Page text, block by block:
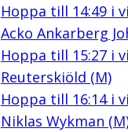
Hoppa till 14:49i
Acko Ankarberg
Hoppa till 15:27i
Reuterskiöld (M)
Hoppa till 16:14i
Niklas Wykman